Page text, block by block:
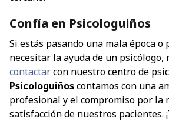
Confía en Psicologuiños
Si estás pasando una mala época o
necesitar la ayuda de un psicólogo,
contactarcon nuestro centro de
Psicologuiñoscontamos con una
profesional y el compromiso por la
satisfacción de nuestros pacientes.